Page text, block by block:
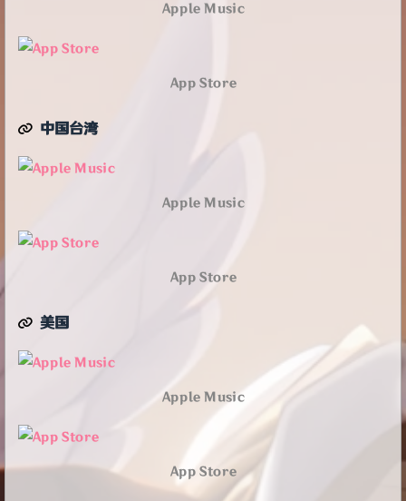
Apple Music
App Store
中国台湾
Apple Music
App Store
美国
Apple Music
App Store